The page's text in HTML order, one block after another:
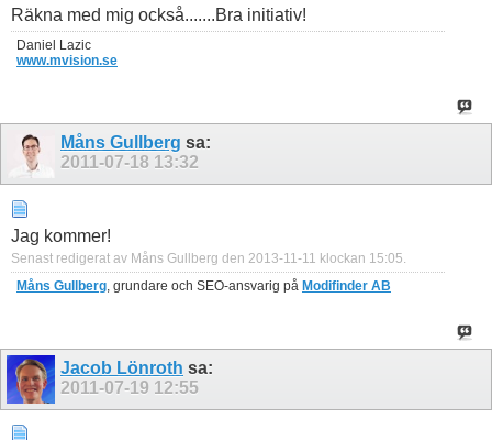
Räkna med mig också.......Bra initiativ!
Daniel Lazic
www.mvision.se
Måns Gullberg sa:
2011-07-18 13:32
Jag kommer!
Senast redigerat av Måns Gullberg den 2013-11-11 klockan 15:05
Måns Gullberg , grundare och SEO-ansvarig på Modifinder AB
Jacob Lönroth sa:
2011-07-19 12:55